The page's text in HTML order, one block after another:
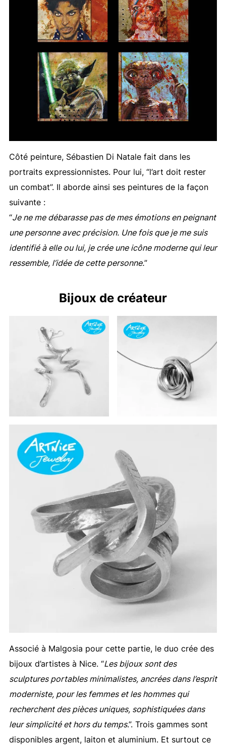
Côté peinture, Sébastien Di Natale fait dans les
portraits expressionnistes. Pour lui, “l’art doit rester
un combat”. Il aborde ainsi ses peintures de la façon
suivante :
“Je ne me débarasse pas de mes émotions en peignant
une personne avec précision. Une fois que je me suis
identifié à elle ou lui, je crée une icône moderne qui leur
ressemble, l’idée de cette personne.”
Bijoux de créateur
Associé à Malgosia pour cette partie, le duo crée des
bijoux d’artistes à Nice. “Les bijoux sont des
sculptures portables minimalistes, ancrées dans l’esprit
moderniste, pour les femmes et les hommes qui
recherchent des pièces uniques, sophistiquées dans
leur simplicité et hors du temps.”. Trois gammes sont
disponibles argent, laiton et aluminium. Et surtout ce